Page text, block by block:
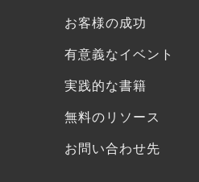
お客様の成功
有意義なイベント
実践的な書籍
無料のリソース
お問い合わせ先